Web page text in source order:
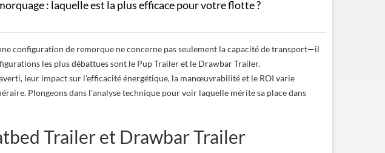
: laquelle est la plus efficace pour votre flotte ?
configuration de remorque ne concerne pas seulement la capacité de transport—il
les plus débattues sont le Pup Trailer et le Drawbar Trailer.
leur impact sur l'efficacité énergétique, la manœuvrabilité et le ROI varie
Plongeons dans l'analyse technique pour voir laquelle mérite sa place dans
Trailer et Drawbar Trailer